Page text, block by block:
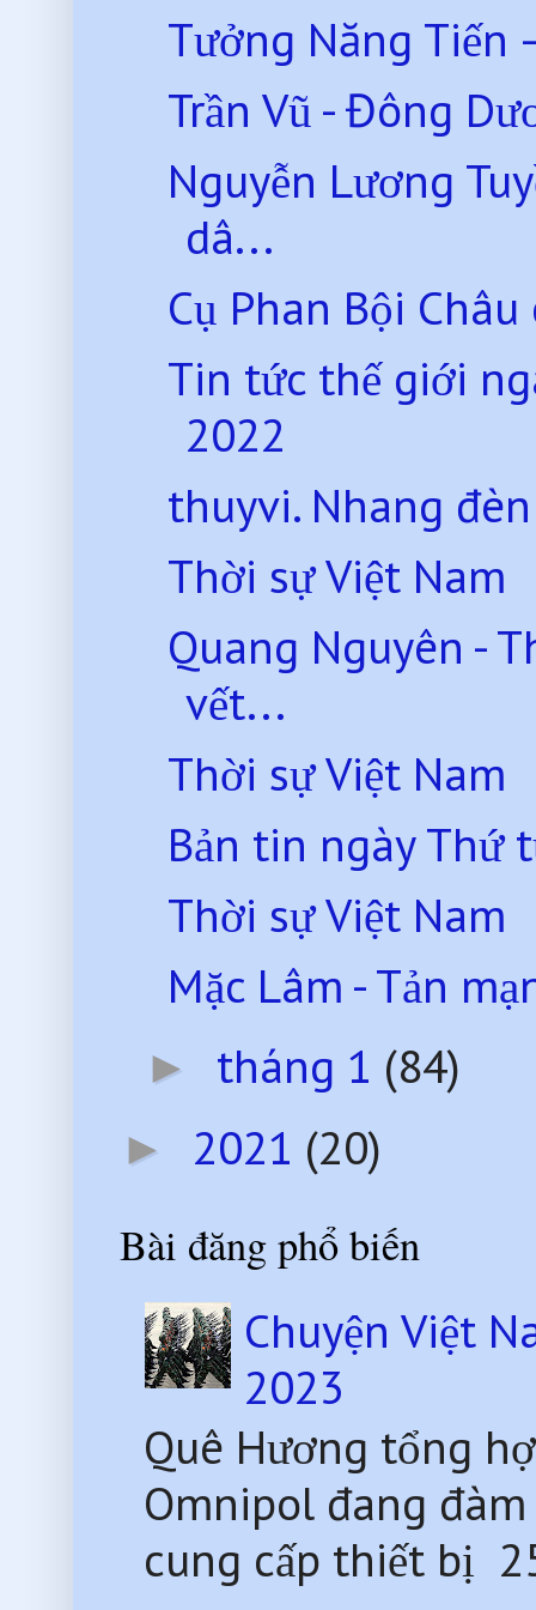
Tưởng Năng Tiến
Trần Vũ - Đông
Nguyễn Lương
dâ...
Cụ Phan Bội
Tin tức thế giới
2022
thuyvi. Nhang
Thời sự Việt Nam
Quang Nguyên -
vết...
Thời sự Việt Nam
Bản tin ngày Thứ
Thời sự Việt Nam
Mặc Lâm - Tản
► tháng 1 (84)
► 2021 (20)
Bài đăng phổ biến
Chuyện Việt
2023
Quê Hương tổng
Omnipol đang
cung cấp thiết bị